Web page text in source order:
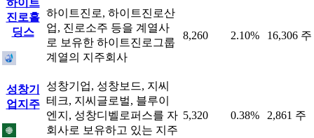
하이트
진로홀
딩스
하이트진로, 하이트진로산
업, 진로소주 등을 계열사
로 보유한 하이트진로그룹
계열의 지주회사
8,260 2.10% 16,306 주
성창기
업지주
성창기업, 성창보드, 지씨
테크, 지씨글로벌, 블루이
엔지, 성창디벨로퍼스를 자
회사로 보유하고 있는 지주
5,320 0.38% 2,861 주